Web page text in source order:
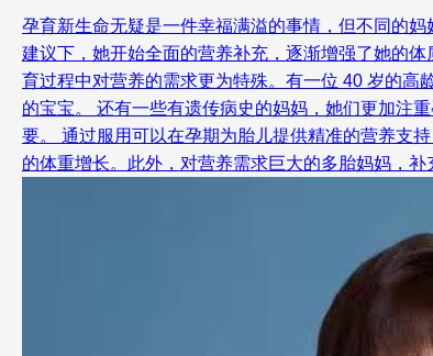
孕育新生命无疑是一件幸福满溢的事情，但不同的
建议下，她开始全面的营养补充，逐渐增强了她的
育过程中对营养的需求更为特殊。有一位 40 岁的高
的宝宝。 还有一些有遗传病史的妈妈，她们更加注
要。 通过服用可以在孕期为胎儿提供精准的营养支
的体重增长。此外，对营养需求巨大的多胎妈妈，